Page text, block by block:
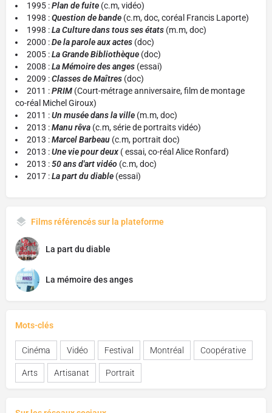
1995 :Plan de fuite (c.m, vidéo)
1998 :Question de bande (c.m, doc, coréal Francis Laporte)
1998 :La Culture dans tous ses états (m.m, doc)
2000 :De la parole aux actes (doc)
2005 :La Grande Bibliothèque (doc)
2008 :La Mémoire des anges (essai)
2009 :Classes de Maîtres (doc)
2011 :PRIM (Court-métrage anniversaire, film de montage
co-réal Michel Giroux)
2011 :Un musée dans la ville (m.m, doc)
2013 :Manu rêva (c.m, série de portraits vidéo)
2013 :Marcel Barbeau (c.m, portrait doc)
2013 :Une vie pour deux ( essai, co-réal Alice Ronfard)
2013 :50 ans d'art vidéo (c.m, doc)
2017 :La part du diable (essai)
Films référencés sur la plateforme
La part du diable
La mémoire des anges
Mots-clés
Cinéma Vidéo Festival Montréal Coopérative
Arts Artisanat Portrait